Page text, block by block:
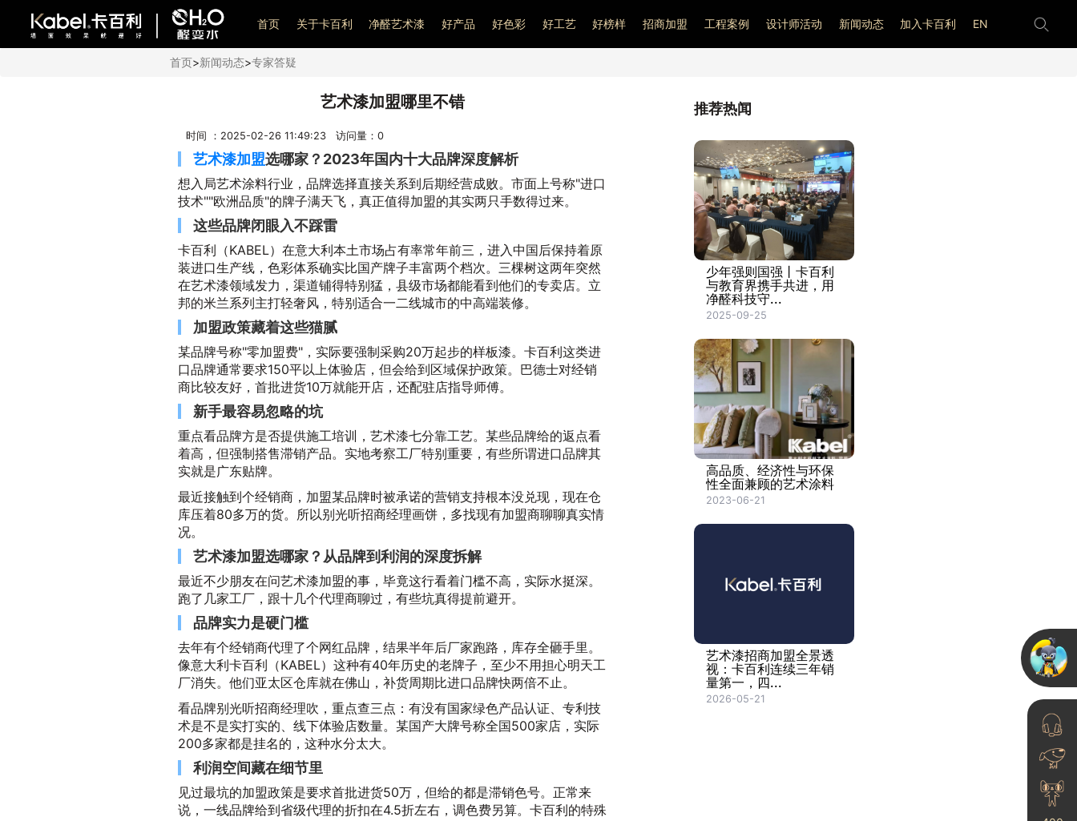
艺术漆加盟
首页 关于卡百利 净醛艺术漆 好产品 好色彩 好工艺 好榜样 招商加盟 工程案例 设计师活动 新闻动态 加入卡百利 EN
首页>新闻动态>专家答疑
艺术漆加盟哪里不错
时间 ：2025-02-26 11:49:23 访问量： 0
艺术漆加盟选哪家？2023年国内十大品牌深度解析
想入局艺术涂料行业，品牌选择直接关系到后期经营成败。市面上号称"进口
技术""欧洲品质"的牌子满天飞，真正值得加盟的其实两只手数得过来。
这些品牌闭眼入不踩雷
卡百利（KABEL）在意大利本土市场占有率常年前三，进入中国后保持着原
装进口生产线，色彩体系确实比国产牌子丰富两个档次。三棵树这两年突然
在艺术漆领域发力，渠道铺得特别猛，县级市场都能看到他们的专卖店。立
邦的米兰系列主打轻奢风，特别适合一二线城市的中高端装修。
加盟政策藏着这些猫腻
某品牌号称"零加盟费"，实际要强制采购20万起步的样板漆。卡百利这类进
口品牌通常要求150平以上体验店，但会给到区域保护政策。巴德士对经销
商比较友好，首批进货10万就能开店，还配驻店指导师傅。
新手最容易忽略的坑
重点看品牌方是否提供施工培训，艺术漆七分靠工艺。某些品牌给的返点看
着高，但强制搭售滞销产品。实地考察工厂特别重要，有些所谓进口品牌其
实就是广东贴牌。
最近接触到个经销商，加盟某品牌时被承诺的营销支持根本没兑现，现在仓
库压着80多万的货。所以别光听招商经理画饼，多找现有加盟商聊聊真实情
况。
艺术漆加盟选哪家？从品牌到利润的深度拆解
最近不少朋友在问艺术漆加盟的事，毕竟这行看着门槛不高，实际水挺深。
跑了几家工厂，跟十几个代理商聊过，有些坑真得提前避开。
品牌实力是硬门槛
去年有个经销商代理了个网红品牌，结果半年后厂家跑路，库存全砸手里。
像意大利卡百利（KABEL）这种有40年历史的老牌子，至少不用担心明天工
厂消失。他们亚太区仓库就在佛山，补货周期比进口品牌快两倍不止。
看品牌别光听招商经理吹，重点查三点：有没有国家绿色产品认证、专利技
术是不是实打实的、线下体验店数量。某国产大牌号称全国500家店，实际
200多家都是挂名的，这种水分太大。
利润空间藏在细节里
见过最坑的加盟政策是要求首批进货50万，但给的都是滞销色号。正常来
说，一线品牌给到省级代理的折扣在4.5折左右，调色费另算。卡百利的特殊
推荐热闻
少年强则国强丨卡百利
与教育界携手共进，用
净醛科技守...
2025-09-25
高品质、经济性与环保
性全面兼顾的艺术涂料
2023-06-21
艺术漆招商加盟全景透
视：卡百利连续三年销
量第一，四...
2026-05-21